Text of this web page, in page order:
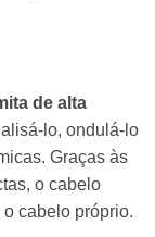
de alta
lo, ondulá-lo
Graças às
o cabelo
cabelo próprio.